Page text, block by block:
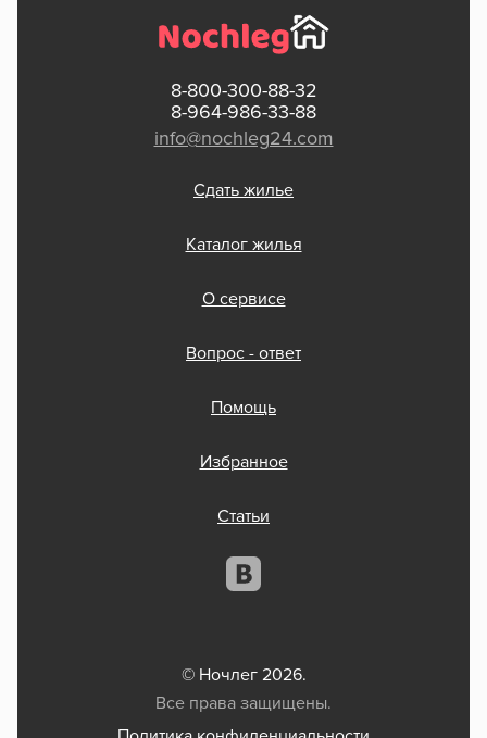
8-800-300-88-32
8-964-986-33-88
info@nochleg24.com
Сдать жилье
Каталог жилья
О сервисе
Вопрос - ответ
Помощь
Избранное
Статьи
© Ночлег 2026.
Все права защищены.